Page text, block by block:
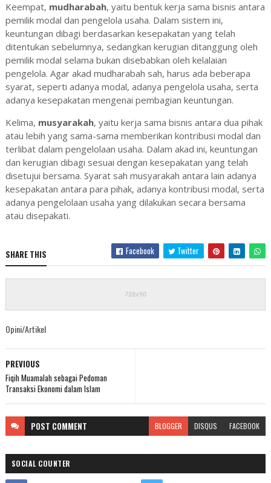
Keempat, mudharabah, yaitu bentuk kerja sama bisnis antara
pemilik modal dan pengelola usaha. Dalam sistem ini,
keuntungan dibagi berdasarkan kesepakatan yang telah
ditentukan sebelumnya, sedangkan kerugian ditanggung oleh
pemilik modal selama bukan disebabkan oleh kelalaian
pengelola. Agar akad mudharabah sah, harus ada beberapa
syarat, seperti adanya modal, adanya pengelola usaha, serta
adanya kesepakatan mengenai pembagian keuntungan.
Kelima, musyarakah, yaitu kerja sama bisnis antara dua pihak
atau lebih yang sama-sama memberikan kontribusi modal dan
terlibat dalam pengelolaan usaha. Dalam akad ini, keuntungan
dan kerugian dibagi sesuai dengan kesepakatan yang telah
disetujui bersama. Syarat sah musyarakah antara lain adanya
kesepakatan antara para pihak, adanya kontribusi modal, serta
adanya pengelolaan usaha yang dilakukan secara bersama
atau disepakati.
SHARE THIS Facebook Twitter
Opini/Artikel
PREVIOUS
Fiqih Muamalah sebagai Pedoman
Transaksi Ekonomi dalam Islam
POST COMMENT BLOGGER DISQUS FACEBOOK
SOCIAL COUNTER